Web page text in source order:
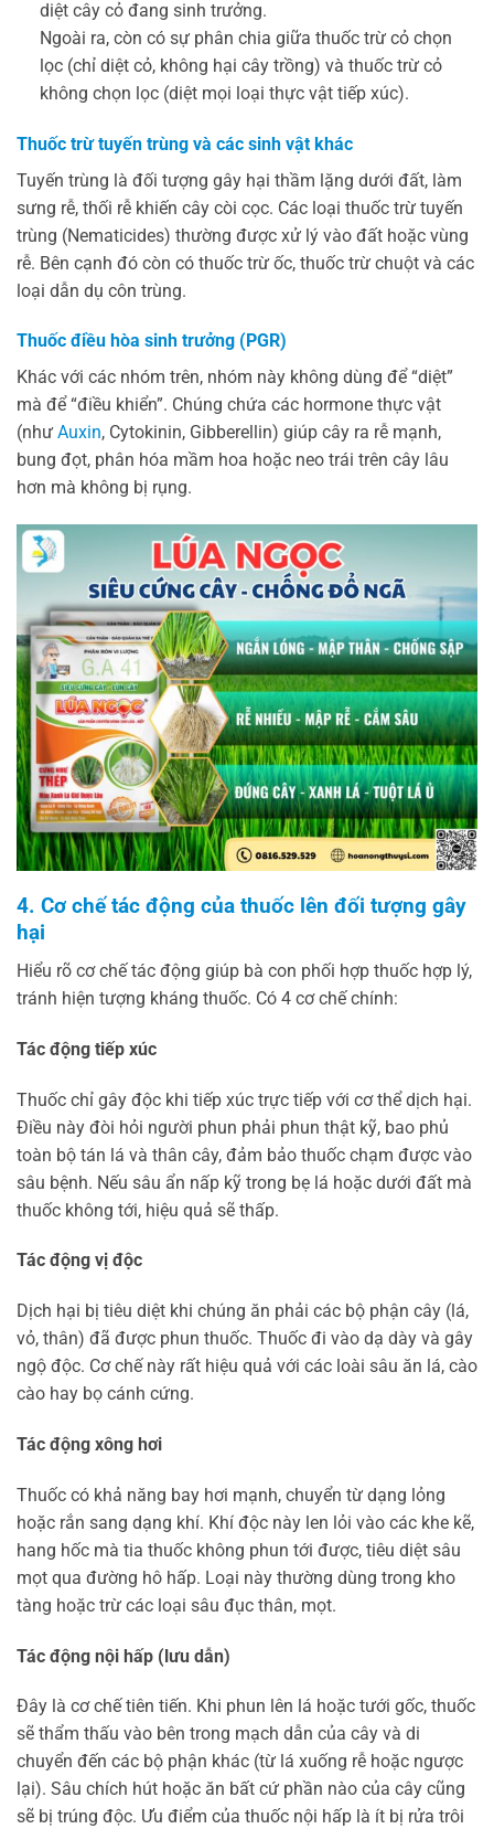
diệt cây cỏ đang sinh trưởng.
Ngoài ra, còn có sự phân chia giữa thuốc trừ cỏ chọn
lọc (chỉ diệt cỏ, không hại cây trồng) và thuốc trừ cỏ
không chọn lọc (diệt mọi loại thực vật tiếp xúc).
Thuốc trừ tuyến trùng và các sinh vật khác
Tuyến trùng là đối tượng gây hại thầm lặng dưới đất, làm
sưng rễ, thối rễ khiến cây còi cọc. Các loại thuốc trừ tuyến
trùng (Nematicides) thường được xử lý vào đất hoặc vùng
rễ. Bên cạnh đó còn có thuốc trừ ốc, thuốc trừ chuột và các
loại dẫn dụ côn trùng.
Thuốc điều hòa sinh trưởng (PGR)
Khác với các nhóm trên, nhóm này không dùng để “diệt”
mà để “điều khiển”. Chúng chứa các hormone thực vật
(như Auxin, Cytokinin, Gibberellin) giúp cây ra rễ mạnh,
bung đọt, phân hóa mầm hoa hoặc neo trái trên cây lâu
hơn mà không bị rụng.
4. Cơ chế tác động của thuốc lên đối tượng gây
hại
Hiểu rõ cơ chế tác động giúp bà con phối hợp thuốc hợp lý,
tránh hiện tượng kháng thuốc. Có 4 cơ chế chính:
Tác động tiếp xúc
Thuốc chỉ gây độc khi tiếp xúc trực tiếp với cơ thể dịch hại.
Điều này đòi hỏi người phun phải phun thật kỹ, bao phủ
toàn bộ tán lá và thân cây, đảm bảo thuốc chạm được vào
sâu bệnh. Nếu sâu ẩn nấp kỹ trong bẹ lá hoặc dưới đất mà
thuốc không tới, hiệu quả sẽ thấp.
Tác động vị độc
Dịch hại bị tiêu diệt khi chúng ăn phải các bộ phận cây (lá,
vỏ, thân) đã được phun thuốc. Thuốc đi vào dạ dày và gây
ngộ độc. Cơ chế này rất hiệu quả với các loài sâu ăn lá, cào
cào hay bọ cánh cứng.
Tác động xông hơi
Thuốc có khả năng bay hơi mạnh, chuyển từ dạng lỏng
hoặc rắn sang dạng khí. Khí độc này len lỏi vào các khe kẽ,
hang hốc mà tia thuốc không phun tới được, tiêu diệt sâu
mọt qua đường hô hấp. Loại này thường dùng trong kho
tàng hoặc trừ các loại sâu đục thân, mọt.
Tác động nội hấp (lưu dẫn)
Đây là cơ chế tiên tiến. Khi phun lên lá hoặc tưới gốc, thuốc
sẽ thẩm thấu vào bên trong mạch dẫn của cây và di
chuyển đến các bộ phận khác (từ lá xuống rễ hoặc ngược
lại). Sâu chích hút hoặc ăn bất cứ phần nào của cây cũng
sẽ bị trúng độc. Ưu điểm của thuốc nội hấp là ít bị rửa trôi